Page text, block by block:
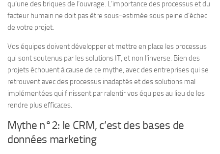
qu’une des briques de l’ouvrage. L’importance des processus et du
facteur humain ne doit pas être sous-estimée sous peine d’échec
de votre projet.
Vos équipes doivent développer et mettre en place les processus
qui sont soutenus par les solutions IT, et non l’inverse. Bien des
projets échouent à cause de ce mythe, avec des entreprises qui se
retrouvent avec des processus inadaptés et des solutions mal
implémentées qui finissent par ralentir vos équipes au lieu de les
rendre plus efficaces.
Mythe n°2: le CRM, c’est des bases de
données marketing